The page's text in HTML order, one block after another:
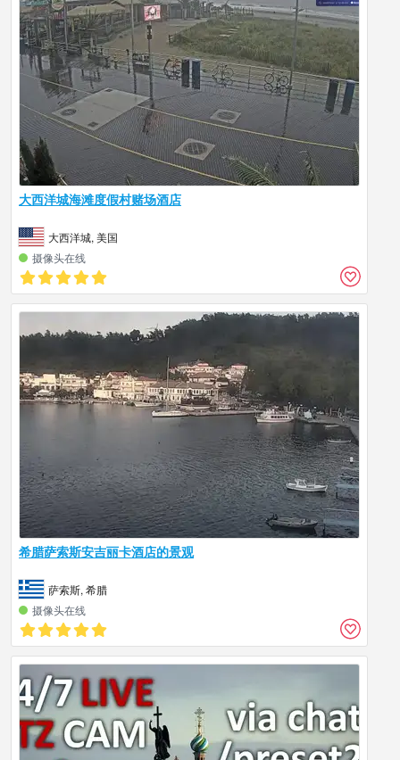
大西洋城海滩度假村赌场酒店
大西洋城, 美国
摄像头在线
希腊萨索斯安吉丽卡酒店的景观
萨索斯, 希腊
摄像头在线